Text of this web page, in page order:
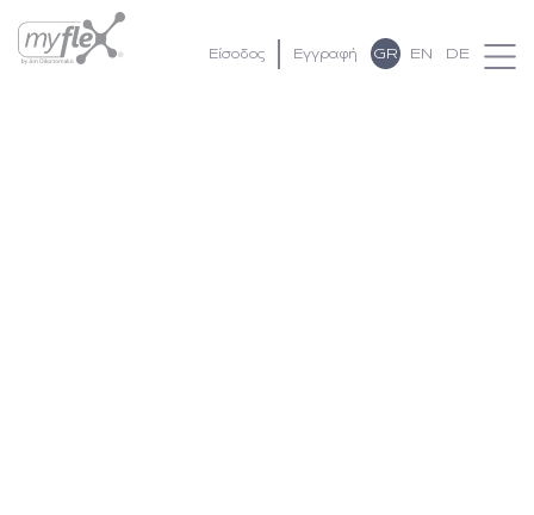
Είσοδος Εγγραφή GR EN DE